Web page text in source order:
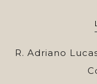
R. Adriano